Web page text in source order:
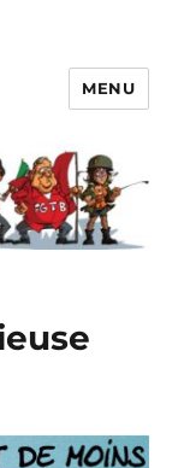
MENU